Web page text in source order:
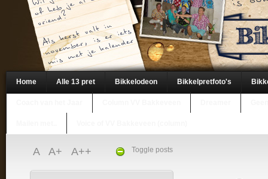
Home Alle 13 pret Bikkelodeon Bikkelpretfoto's
Toggle posts
A A+ A++